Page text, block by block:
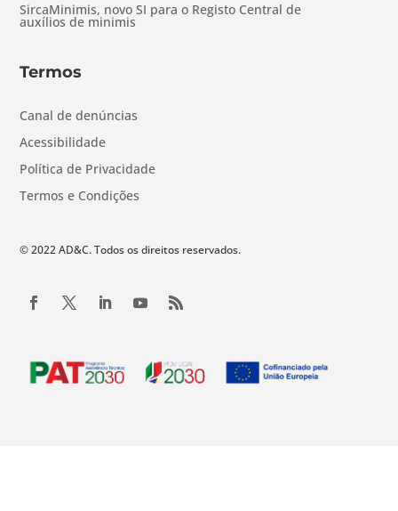
SircaMinimis, novo SI para o Registo Central de
auxílios de minimis
Termos
Canal de denúncias
Acessibilidade
Política de Privacidade
Termos e Condições
© 2022 AD&C. Todos os direitos reservados.